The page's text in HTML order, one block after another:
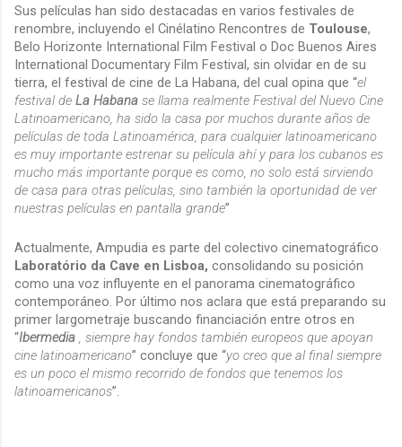
Sus películas han sido destacadas en varios festivales de
renombre, incluyendo el Cinélatino Rencontres de Toulouse,
Belo Horizonte International Film Festival o Doc Buenos Aires
International Documentary Film Festival, sin olvidar en de su
tierra, el festival de cine de La Habana, del cual opina que “el
festival de La Habana se llama realmente Festival del Nuevo Cine
Latinoamericano, ha sido la casa por muchos durante años de
películas de toda Latinoamérica, para cualquier latinoamericano
es muy importante estrenar su película ahí y para los cubanos es
mucho más importante porque es como, no solo está sirviendo
de casa para otras películas, sino también la oportunidad de ver
nuestras películas en pantalla grande”
Actualmente, Ampudia es parte del colectivo cinematográfico
Laboratório da Cave en Lisboa, consolidando su posición
como una voz influyente en el panorama cinematográfico
contemporáneo. Por último nos aclara que está preparando su
primer largometraje buscando financiación entre otros en
“Ibermedia
, siempre hay fondos también europeos que apoyan
cine latinoamericano” concluye que “yo creo que al final siempre
es un poco el mismo recorrido de fondos que tenemos los
latinoamericanos”.